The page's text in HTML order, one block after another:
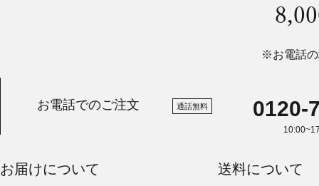
※お電話の
お電話でのご注文 通話無料 0120-
お届けについて 送料について